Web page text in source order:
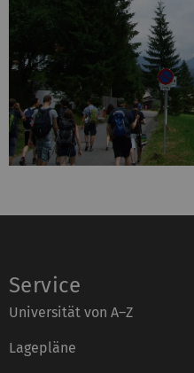
Service
Universität von A–Z
Lagepläne